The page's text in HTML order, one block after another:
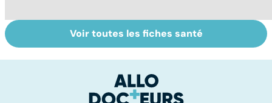
Tout savoir sur le
vitiligo
Prurit,
démangeaisons :
peau qui gratte !
Voir toutes les fiches santé